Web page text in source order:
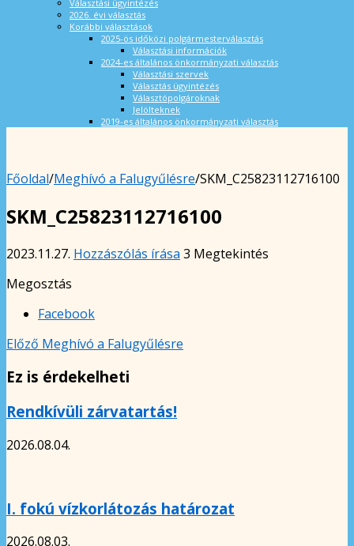
Választási ügyintézés
2026. évi választás
Korábbi választások
2025-ös időközi polgármesterválasztás
Választási információk
2024-es általános önkormányzati választás
Választási szervek
Választás ügyintézés
Választópolgároknak
Jelölteknek
2019-es általános önkormányzati választás
Főoldal/Meghívó a Falugyűlésre/SKM_C25823112716100
SKM_C25823112716100
2023.11.27. Hozzászólás írása 3 Megtekintés
Megosztás
Facebook
Előző Meghívó a Falugyűlésre
Ez is érdekelheti
Rendkívüli zárvatartás!
2026.08.04.
I. fokú vízkorlátozás határozat
2026.08.03.